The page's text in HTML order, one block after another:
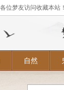
位梦友访问收藏本站！
自然